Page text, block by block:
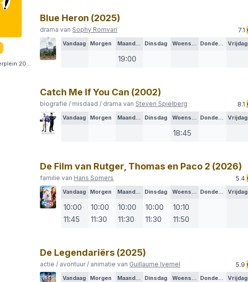
Buikslotermeerplein 2003
Blue Heron (2025)
drama van Sophy Romvari 7.1
Vandaag Morgen Maandag Dinsdag Woensdag Donderdag Vrijdag
19:00
Catch Me If You Can (2002)
biografie / misdaad / drama van Steven Spielberg 8.1
Vandaag Morgen Maandag Dinsdag Woensdag Donderdag Vrijdag
18:45
De Film van Rutger, Thomas en Paco 2 (2026)
familie van Hans Somers 5.4
Vandaag Morgen Maandag Dinsdag Woensdag Donderdag Vrijdag
10:00
11:45
10:00
11:30
10:00
11:30
10:00
11:30
10:10
11:50
De Legendariërs (2025)
actie / avontuur / animatie van Guillaume Ivernel 5.9
Vandaag Morgen Maandag Dinsdag Woensdag Donderdag Vrijdag